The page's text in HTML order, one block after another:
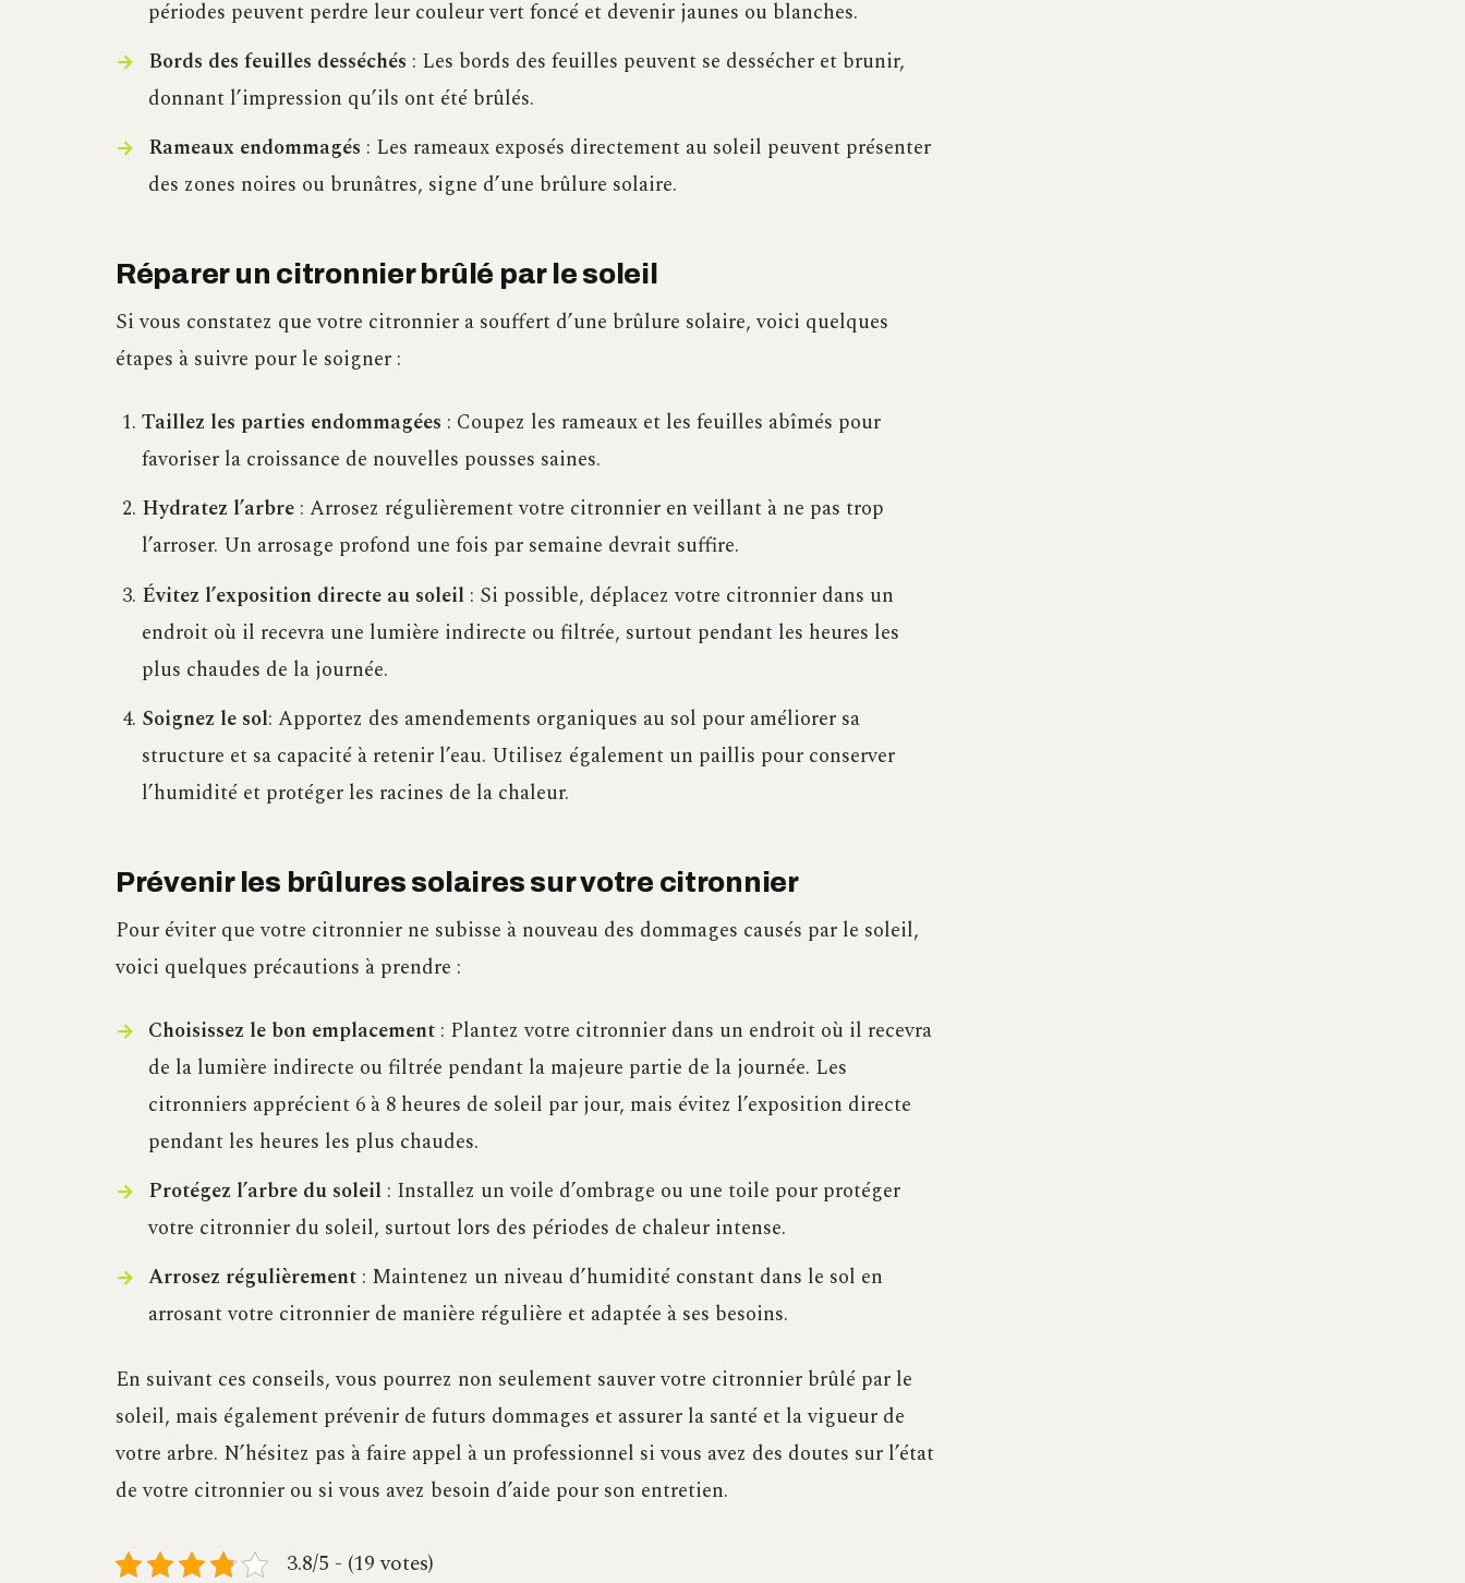
périodes peuvent perdre leur couleur vert foncé et devenir jaunes ou blanches.
Bords des feuilles desséchés : Les bords des feuilles peuvent se dessécher et brunir,
donnant l’impression qu’ils ont été brûlés.
Rameaux endommagés : Les rameaux exposés directement au soleil peuvent présenter
des zones noires ou brunâtres, signe d’une brûlure solaire.
Réparer un citronnier brûlé par le soleil
Si vous constatez que votre citronnier a souffert d’une brûlure solaire, voici quelques
étapes à suivre pour le soigner :
Taillez les parties endommagées : Coupez les rameaux et les feuilles abîmés pour
favoriser la croissance de nouvelles pousses saines.
Hydratez l’arbre : Arrosez régulièrement votre citronnier en veillant à ne pas trop
l’arroser. Un arrosage profond une fois par semaine devrait suffire.
Évitez l’exposition directe au soleil : Si possible, déplacez votre citronnier dans un
endroit où il recevra une lumière indirecte ou filtrée, surtout pendant les heures les
plus chaudes de la journée.
Soignez le sol: Apportez des amendements organiques au sol pour améliorer sa
structure et sa capacité à retenir l’eau. Utilisez également un paillis pour conserver
l’humidité et protéger les racines de la chaleur.
Prévenir les brûlures solaires sur votre citronnier
Pour éviter que votre citronnier ne subisse à nouveau des dommages causés par le soleil,
voici quelques précautions à prendre :
Choisissez le bon emplacement: Plantez votre citronnier dans un endroit où il recevra
de la lumière indirecte ou filtrée pendant la majeure partie de la journée. Les
citronniers apprécient 6 à 8 heures de soleil par jour, mais évitez l’exposition directe
pendant les heures les plus chaudes.
Protégez l’arbre du soleil: Installez un voile d’ombrage ou une toile pour protéger
votre citronnier du soleil, surtout lors des périodes de chaleur intense.
Arrosez régulièrement: Maintenez un niveau d’humidité constant dans le sol en
arrosant votre citronnier de manière régulière et adaptée à ses besoins.
En suivant ces conseils, vous pourrez non seulement sauver votre citronnier brûlé par le
soleil, mais également prévenir de futurs dommages et assurer la santé et la vigueur de
votre arbre. N’hésitez pas à faire appel à un professionnel si vous avez des doutes sur l’état
de votre citronnier ou si vous avez besoin d’aide pour son entretien.
3.8/5 - (19 votes)